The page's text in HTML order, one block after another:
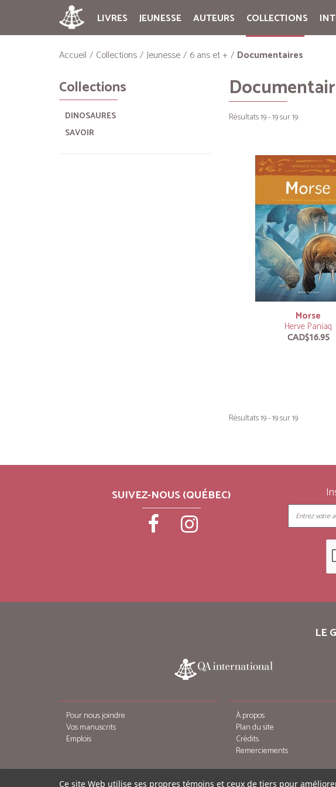
LIVRES JEUNESSE AUTEURS COLLECTIONS
Accueil Collections Jeunesse 6 ans et + Documentaires
Collections
DINOSAURES
SAVOIR
Résultats 19 - 19 sur 19
Morse
Herve Paniaq
CAD$16.95
Résultats 19 - 19 sur 19
SUIVEZ-NOUS (QUÉBEC)
LE
Pour nous joindre
Vos manuscrits
Emplois
À propos
Plan du site
Crédits
Remerciements
Ce site Web utilise ses propres témoins et ceux de tiers pour